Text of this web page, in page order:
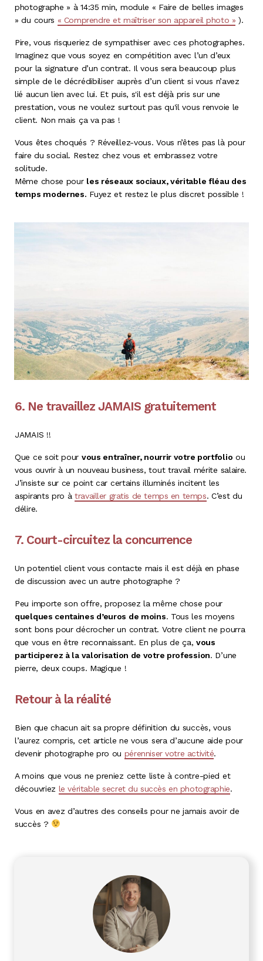
photographe » à 14:35 min, module « Faire de belles images
» du cours « Comprendre et maîtriser son appareil photo » ).
Pire, vous risqueriez de sympathiser avec ces photographes.
Imaginez que vous soyez en compétition avec l’un d’eux
pour la signature d’un contrat. Il vous sera beaucoup plus
simple de le décrédibiliser auprès d’un client si vous n’avez
lié aucun lien avec lui. Et puis, s'il est déjà pris sur une
prestation, vous ne voulez surtout pas qu'il vous renvoie le
client. Non mais ça va pas !
Vous êtes choqués ? Réveillez-vous. Vous n’êtes pas là pour
faire du social. Restez chez vous et embrassez votre
solitude.
Même chose pour les réseaux sociaux, véritable fléau des
temps modernes. Fuyez et restez le plus discret possible !
6. Ne travaillez JAMAIS gratuitement
JAMAIS !!
Que ce soit pour vous entraîner, nourrir votre portfolio ou
vous ouvrir à un nouveau business, tout travail mérite salaire.
J’insiste sur ce point car certains illuminés incitent les
aspirants pro àtravailler gratis de temps en temps. C’est du
délire.
7. Court-circuitez la concurrence
Un potentiel client vous contacte mais il est déjà en phase
de discussion avec un autre photographe ?
Peu importe son offre, proposez la même chose pour
quelques centaines d’euros de moins. Tous les moyens
sont bons pour décrocher un contrat. Votre client ne pourra
que vous en être reconnaissant. En plus de ça, vous
participerez à la valorisation de votre profession. D’une
pierre, deux coups. Magique !
Retour à la réalité
Bien que chacun ait sa propre définition du succès, vous
l’aurez compris, cet article ne vous sera d’aucune aide pour
devenir photographe pro ou pérenniser votre activité.
A moins que vous ne preniez cette liste à contre-pied et
découvriez le véritable secret du succès en photographie.
Vous en avez d’autres des conseils pour ne jamais avoir de
succès ?